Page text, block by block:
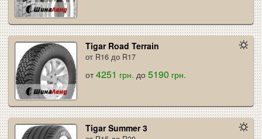
Tigar Road Terrain
от R16 до R17
от4251 грн. до5190 грн.
Tigar Summer 3